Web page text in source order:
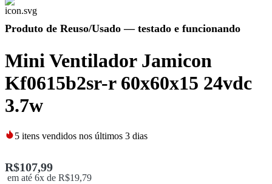
Produto de Reuso/Usado — testado e funcionando
Mini Ventilador Jamicon
Kf0615b2sr-r 60x60x15 24vdc
3.7w
5 itens vendidos nos últimos 3 dias
R$107,99
em até 6x de R$19,79